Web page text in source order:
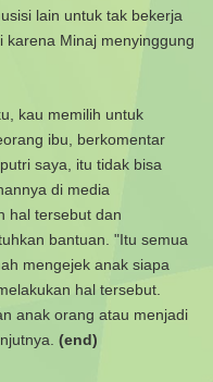
lain untuk tak bekerja
karena Minaj menyinggung
kau memilih untuk
ibu, berkomentar
saya, itu tidak bisa
di media
hal tersebut dan
bantuan. "Itu semua
mengejek anak siapa
hal tersebut.
anak orang atau menjadi
(end)